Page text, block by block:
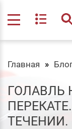
Главная
ГОЛАВЛЬ
ТЕЧЕНИИ.